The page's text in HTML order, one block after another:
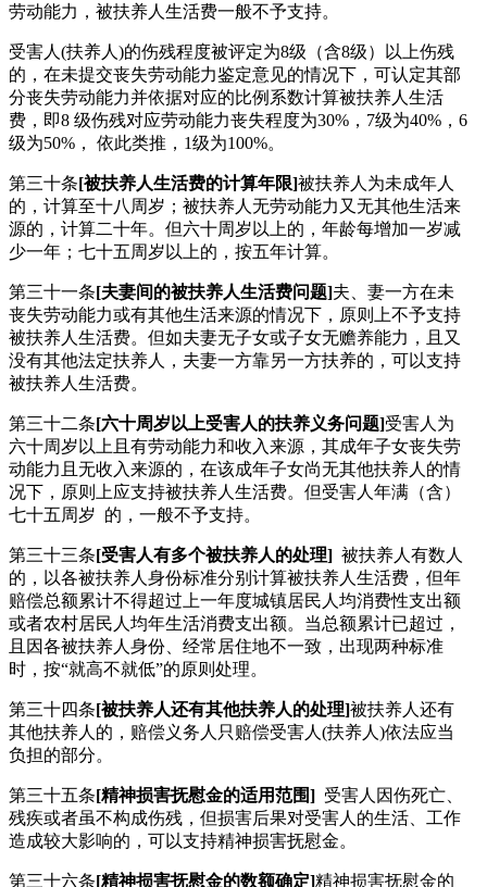
劳动能力，被扶养人生活费一般不予支持。
受害人(扶养人)的伤残程度被评定为8级（含8级）以上伤残
的，在未提交丧失劳动能力鉴定意见的情况下，可认定其部
分丧失劳动能力并依据对应的比例系数计算被扶养人生活
费，即8 级伤残对应劳动能力丧失程度为30%，7级为40%，6
级为50%， 依此类推，1级为100%。
第三十条[被扶养人生活费的计算年限]被扶养人为未成年人
的，计算至十八周岁；被扶养人无劳动能力又无其他生活来
源的，计算二十年。但六十周岁以上的，年龄每增加一岁减
少一年；七十五周岁以上的，按五年计算。
第三十一条[夫妻间的被扶养人生活费问题]夫、妻一方在未
丧失劳动能力或有其他生活来源的情况下，原则上不予支持
被扶养人生活费。但如夫妻无子女或子女无赡养能力，且又
没有其他法定扶养人，夫妻一方靠另一方扶养的，可以支持
被扶养人生活费。
第三十二条[六十周岁以上受害人的扶养义务问题]受害人为
六十周岁以上且有劳动能力和收入来源，其成年子女丧失劳
动能力且无收入来源的，在该成年子女尚无其他扶养人的情
况下，原则上应支持被扶养人生活费。但受害人年满（含）
七十五周岁 的，一般不予支持。
第三十三条[受害人有多个被扶养人的处理] 被扶养人有数人
的，以各被扶养人身份标准分别计算被扶养人生活费，但年
赔偿总额累计不得超过上一年度城镇居民人均消费性支出额
或者农村居民人均年生活消费支出额。当总额累计已超过，
且因各被扶养人身份、经常居住地不一致，出现两种标准
时，按“就高不就低”的原则处理。
第三十四条[被扶养人还有其他扶养人的处理]被扶养人还有
其他扶养人的，赔偿义务人只赔偿受害人(扶养人)依法应当
负担的部分。
第三十五条[精神损害抚慰金的适用范围] 受害人因伤死亡、
残疾或者虽不构成伤残，但损害后果对受害人的生活、工作
造成较大影响的，可以支持精神损害抚慰金。
第三十六条[精神损害抚慰金的数额确定]精神损害抚慰金的